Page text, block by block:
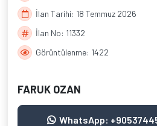
İlan Tarihi: 18 Temmuz 2026
İlan No: 11332
Görüntülenme: 1422
FARUK OZAN
WhatsApp: